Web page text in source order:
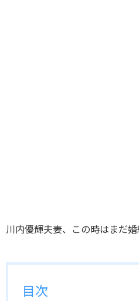
川内優輝夫妻、この時はまだ婚
目次